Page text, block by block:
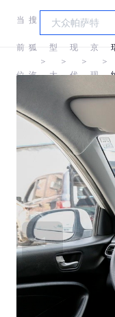
当
前
位
置:
搜
狐
汽
＞
车
型
大
＞
现
代
＞
北
京
现
代
＞